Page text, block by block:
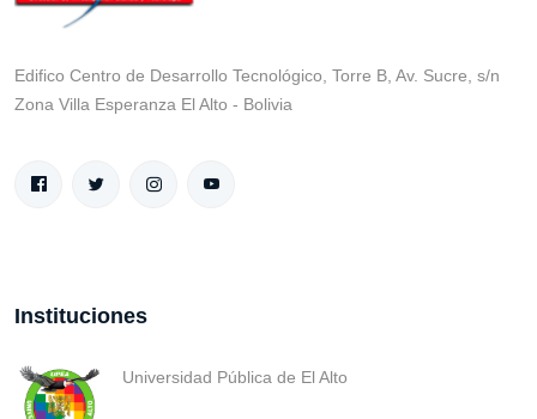
Edifico Centro de Desarrollo Tecnológico, Torre B, Av. Sucre, s/n
Zona Villa Esperanza El Alto - Bolivia
Instituciones
Universidad Pública de El Alto